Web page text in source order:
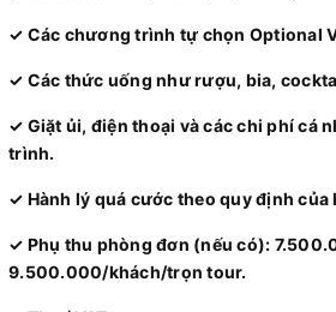
✓ Các chương trình tự chọn Optional
✓ Các thức uống như rượu, bia,
✓ Giặt ủi, điện thoại và các chi phí cá
trình.
✓ Hành lý quá cước theo quy định của
✓ Phụ thu phòng đơn (nếu có):
9.500.000/khách/trọn tour.